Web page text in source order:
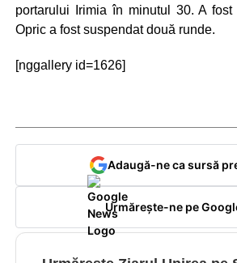
portarului Irimia în minutul 30. A
Opric a fost suspendat două runde.
[nggallery id=1626]
Adaugă-ne ca sursă
Urmărește-ne pe